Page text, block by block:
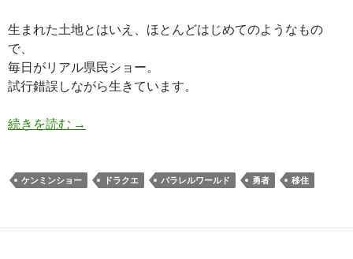
生まれた土地とはいえ、ほとんどはじめてのようなもの
で、
毎日がリアル県民ショー。
試行錯誤しながら生きています。
続きを読む 移住しました その22「パラレルワールドと勇
→
ケンミンショー ドラクエ パラレルワールド 勇者 移住